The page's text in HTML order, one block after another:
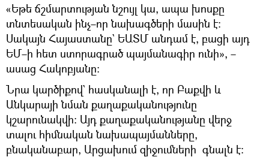
«Եթե ճշմարտության նշույլ կա, ապա խոսքը
տնտեսական ինչ–որ նախագծերի մասին է։
Սակայն Հայաստանը` ԵԱՏՄ անդամ է, բացի այդ
ԵՄ–ի հետ ստորագրած պայմանագիր ունի», –
ասաց Հակոբյանը։
Նրա կարծիքով` հասկանալի է, որ Բաքվի և
Անկարայի նման քաղաքականությունը
կշարունակվի։ Այդ քաղաքականությանը վերջ
տալու հիմնական նախապայմանները,
բնականաբար, Արցախում զիջումների գնալն է։